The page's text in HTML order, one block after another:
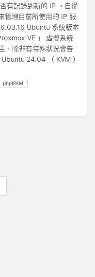
有記錄到新的 IP ，自從
管理目前所使用的 IP 服
Ubuntu 系統版本
VE 」 虛擬系統
，除非有特殊狀況會告
24.04 （ KVM ）
phpIPAM